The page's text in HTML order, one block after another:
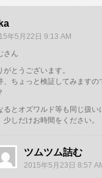
年5月22日 9:13 AM
さん
がとうございます。
、ちょっと検証してみますの
るとオズワルド等も同じ扱い
少しだけお時間をください。
ツムツム詰む
2015年5月23日 8:57